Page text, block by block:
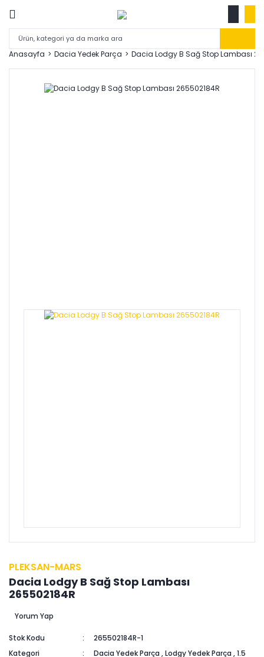
Anasayfa Dacia Yedek Parça Dacia Lodgy B Sağ Stop Lambası
PLEKSAN-MARS
Dacia Lodgy B Sağ Stop Lambası
265502184R
Yorum Yap
Stok Kodu
265502184R-1
Kategori
Dacia Yedek Parça ,Lodgy Yedek Parça ,1.5